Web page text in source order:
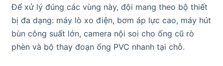
Để xử lý đúng các vùng này, đội mang theo bộ thiết
bị đa dạng: máy lò xo điện, bơm áp lực cao, máy hút
bùn công suất lớn, camera nội soi cho ống cũ rò
phèn và bộ thay đoạn ống PVC nhanh tại chỗ.